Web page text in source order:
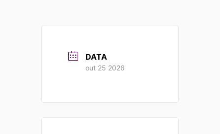
DATA
out 25 2026